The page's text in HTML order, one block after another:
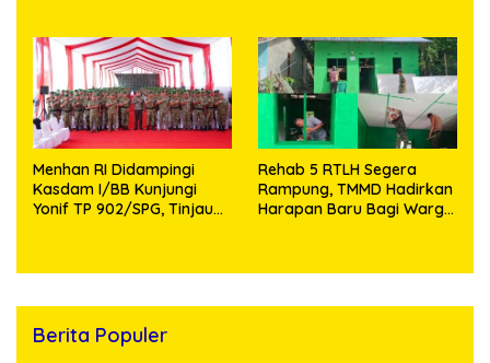
Menhan RI Didampingi
Kasdam I/BB Kunjungi
Yonif TP 902/SPG, Tinjau
Rehab 5 RTLH Segera
Rampung, TMMD Hadirkan
Harapan Baru Bagi Warga
Berita Populer